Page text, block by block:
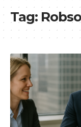
Tag: